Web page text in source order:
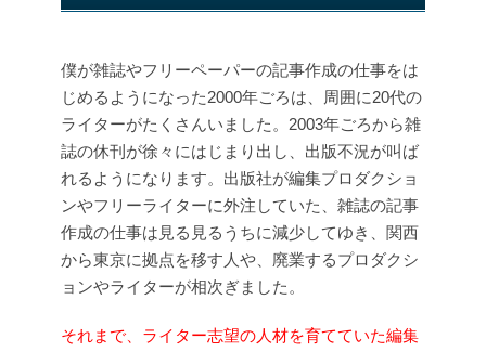
僕が雑誌やフリーペーパーの記事作成の仕事をは
じめるようになった2000年ごろは、周囲に20代の
ライターがたくさんいました。2003年ごろから雑
誌の休刊が徐々にはじまり出し、出版不況が叫ば
れるようになります。出版社が編集プロダクショ
ンやフリーライターに外注していた、雑誌の記事
作成の仕事は見る見るうちに減少してゆき、関西
から東京に拠点を移す人や、廃業するプロダクシ
ョンやライターが相次ぎました。
それまで、ライター志望の人材を育てていた編集